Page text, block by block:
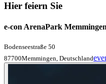
Hier feiern Sie
e-con ArenaPark Memmingen
Bodenseestraße 50
87700Memmingen, Deutschland